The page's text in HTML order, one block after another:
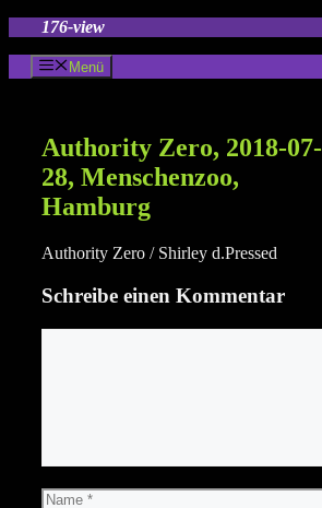
springen
176-view
Menü
Authority Zero, 2018-07-
28, Menschenzoo,
Hamburg
Authority Zero / Shirley d.Pressed
Schreibe einen Kommentar
Name